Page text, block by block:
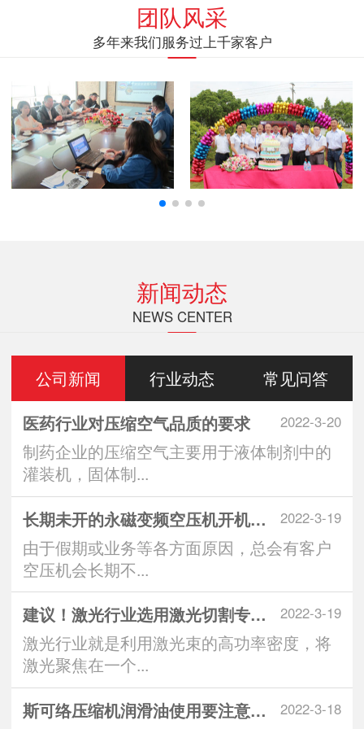
团队风采
多年来我们服务过上千家客户
新闻动态
NEWS CENTER
公司新闻 行业动态 常见问答
2022-3-20
医药行业对压缩空气品质的要求
制药企业的压缩空气主要用于液体制剂中的
灌装机，固体制...
2022-3-19
长期未开的永磁变频空压机开机注意
由于假期或业务等各方面原因，总会有客户
空压机会长期不...
2022-3-19
建议！激光行业选用激光切割专用空
激光行业就是利用激光束的高功率密度，将
激光聚焦在一个...
2022-3-18
斯可络压缩机润滑油使用要注意什么